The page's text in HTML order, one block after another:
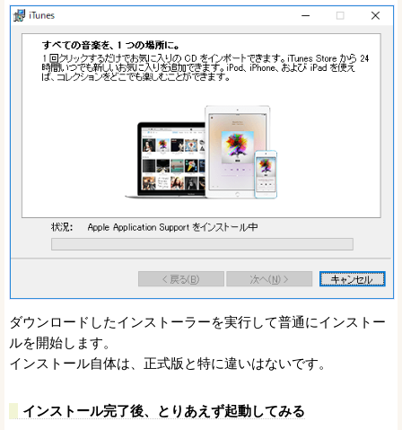
ダウンロードしたインストーラーを実行して普通にインストー
ルを開始します。
インストール自体は、正式版と特に違いはないです。
インストール完了後、とりあえず起動してみる